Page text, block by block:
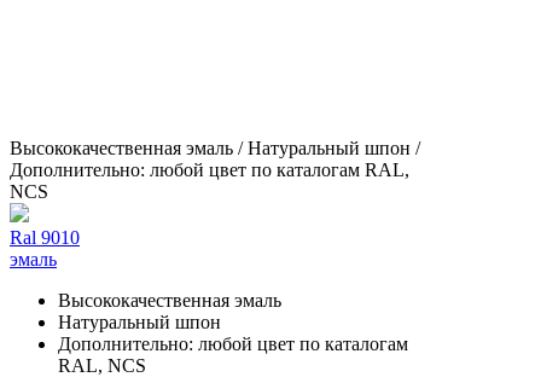
Высококачественная эмаль / Натуральный шпон /
Дополнительно: любой цвет по каталогам RAL,
NCS
Ral 9010
эмаль
Высококачественная эмаль
Натуральный шпон
Дополнительно: любой цвет по каталогам
RAL, NCS